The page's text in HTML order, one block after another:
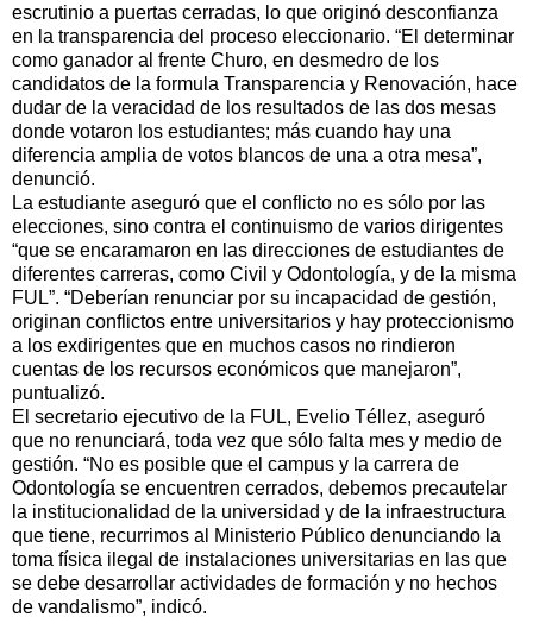
escrutinio a puertas cerradas, lo que originó desconfianza
en la transparencia del proceso eleccionario. “El determinar
como ganador al frente Churo, en desmedro de los
candidatos de la formula Transparencia y Renovación, hace
dudar de la veracidad de los resultados de las dos mesas
donde votaron los estudiantes; más cuando hay una
diferencia amplia de votos blancos de una a otra mesa”,
denunció.
La estudiante aseguró que el conflicto no es sólo por las
elecciones, sino contra el continuismo de varios dirigentes
“que se encaramaron en las direcciones de estudiantes de
diferentes carreras, como Civil y Odontología, y de la misma
FUL”. “Deberían renunciar por su incapacidad de gestión,
originan conflictos entre universitarios y hay proteccionismo
a los exdirigentes que en muchos casos no rindieron
cuentas de los recursos económicos que manejaron”,
puntualizó.
El secretario ejecutivo de la FUL, Evelio Téllez, aseguró
que no renunciará, toda vez que sólo falta mes y medio de
gestión. “No es posible que el campus y la carrera de
Odontología se encuentren cerrados, debemos precautelar
la institucionalidad de la universidad y de la infraestructura
que tiene, recurrimos al Ministerio Público denunciando la
toma física ilegal de instalaciones universitarias en las que
se debe desarrollar actividades de formación y no hechos
de vandalismo”, indicó.